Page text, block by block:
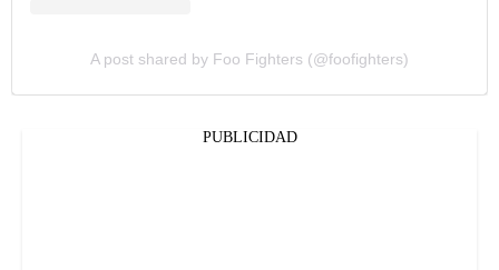
A post shared by Foo Fighters (@foofighters)
PUBLICIDAD